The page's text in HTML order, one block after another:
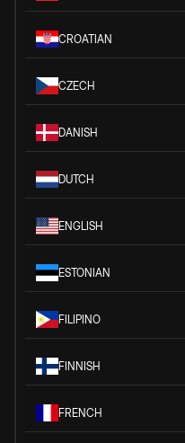
CROATIAN
CZECH
DANISH
DUTCH
ENGLISH
ESTONIAN
FILIPINO
FINNISH
FRENCH